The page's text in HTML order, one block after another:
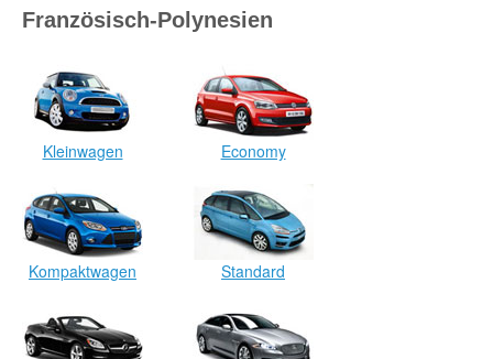
Französisch-Polynesien
Kleinwagen Economy
Kompaktwagen Standard